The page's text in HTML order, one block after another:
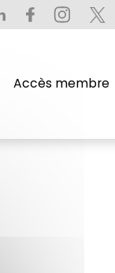
Accès membre